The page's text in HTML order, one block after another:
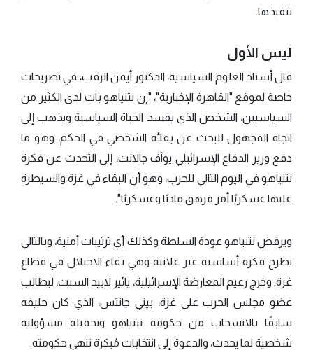
تنفيذها.
ليس الأول
قال أستاذ العلوم السياسية، الدكتور أيمن الرقب، في تصريحات
خاصة لموقع "القاهرة الإخبارية"، "إن نتنياهو بات لدى الكثير من
السياسيين، الشخص الذي يفسد الحياة السياسية ويذهب إلى
اتجاه المجهول للبحث عن بقائه الشخصي في الحكم، وهو ما
دفع وزير الدفاع الإسرائيلي يوآف جالانت، إلى التحدث عن فكرة
نتنياهو في اليوم التالي للحرب، وهو أن البقاء في غزة والسيطرة
عليها عسكريًا أمر مرهق ماديًا وعسكريًا".
ويرفض نتنياهو عودة السلطة وكذلك أي ترتيبات أمنية، وبالتالي
يطرح فكرة أساسية غير علانية وهي بقاء الاحتلال في قطاع
غزة. وخرج زعيم المعارضة الإسرائيلية، يائير لابيد السبت، ليطالب
عضو مجلس الحرب على غزة، بيني جانتس، الذي كان حليفه
سابقًا بالانسحاب من حكومة نتنياهو وتحميله مسؤولية
شخصية لما يحدث، والدعوة إلى انتخابات مُبكرة تنهي حكومته.